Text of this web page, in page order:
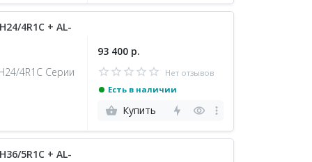
4R1C + AL-
4R1С Серии
93 400 р.
Нет отзывов
Есть в наличии
Купить
5R1C + AL-